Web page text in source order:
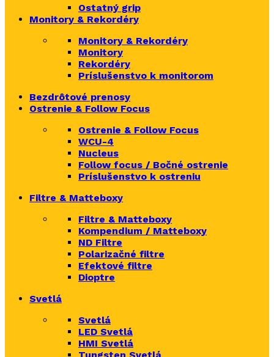
Ostatný grip
Monitory & Rekordéry
Monitory & Rekordéry
Monitory
Rekordéry
Príslušenstvo k monitorom
Bezdrôtové prenosy
Ostrenie & Follow Focus
Ostrenie & Follow Focus
WCU-4
Nucleus
Follow focus / Bočné ostrenie
Príslušenstvo k ostreniu
Filtre & Matteboxy
Filtre & Matteboxy
Kompendium / Matteboxy
ND Filtre
Polarizačné filtre
Efektové filtre
Dioptre
Svetlá
Svetlá
LED Svetlá
HMI Svetlá